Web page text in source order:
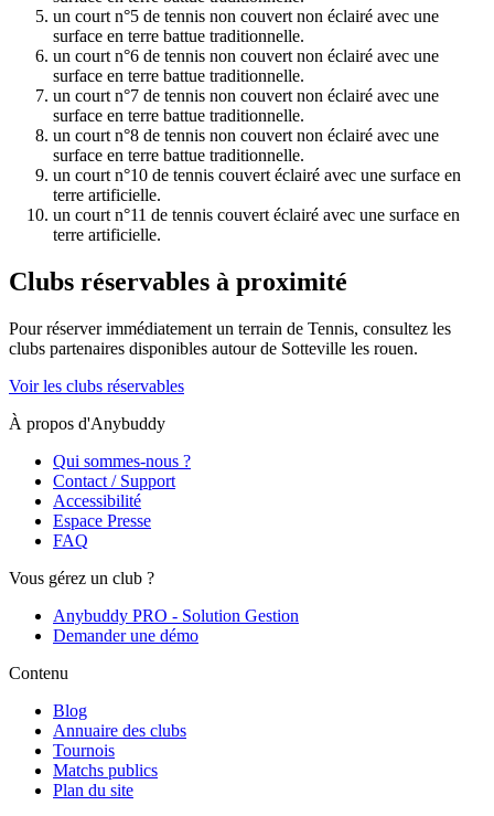
un court n°5 de tennis non couvert non éclairé avec une
surface en terre battue traditionnelle.
un court n°6 de tennis non couvert non éclairé avec une
surface en terre battue traditionnelle.
un court n°7 de tennis non couvert non éclairé avec une
surface en terre battue traditionnelle.
un court n°8 de tennis non couvert non éclairé avec une
surface en terre battue traditionnelle.
un court n°10 de tennis couvert éclairé avec une surface en
terre artificielle.
un court n°11 de tennis couvert éclairé avec une surface en
terre artificielle.
Clubs réservables à proximité
Pour réserver immédiatement un terrain de Tennis, consultez les
clubs partenaires disponibles autour de Sotteville les rouen.
Voir les clubs réservables
À propos d'Anybuddy
Qui sommes-nous ?
Contact / Support
Accessibilité
Espace Presse
FAQ
Vous gérez un club ?
Anybuddy PRO - Solution Gestion
Demander une démo
Contenu
Blog
Annuaire des clubs
Tournois
Matchs publics
Plan du site